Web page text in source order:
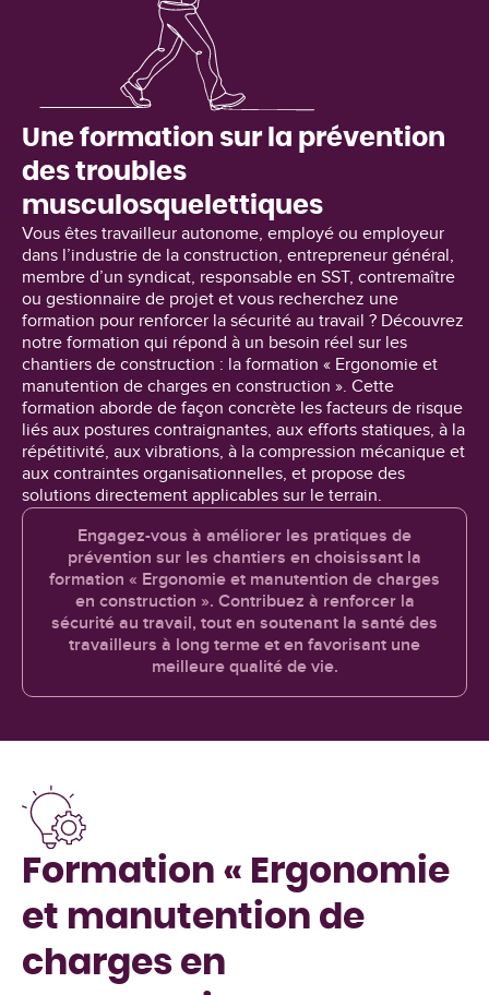
Une formation sur la prévention
des troubles
musculosquelettiques
Vous êtes travailleur autonome, employé ou employeur
dans l’industrie de la construction, entrepreneur général,
membre d’un syndicat, responsable en SST, contremaître
ou gestionnaire de projet et vous recherchez une
formation pour renforcer la sécurité au travail ? Découvrez
notre formation qui répond à un besoin réel sur les
chantiers de construction : la formation « Ergonomie et
manutention de charges en construction ». Cette
formation aborde de façon concrète les facteurs de risque
liés aux postures contraignantes, aux efforts statiques, à la
répétitivité, aux vibrations, à la compression mécanique et
aux contraintes organisationnelles, et propose des
solutions directement applicables sur le terrain.
Engagez-vous à améliorer les pratiques de
prévention sur les chantiers en choisissant la
formation « Ergonomie et manutention de charges
en construction ». Contribuez à renforcer la
sécurité au travail, tout en soutenant la santé des
travailleurs à long terme et en favorisant une
meilleure qualité de vie.
Formation « Ergonomie
et manutention de
charges en